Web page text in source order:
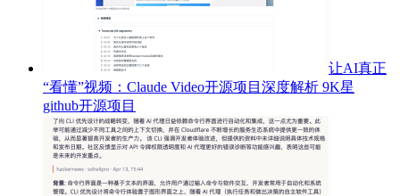
让AI真正
“看懂”视频：Claude Video开源项目深度解析 9K星
github开源项目